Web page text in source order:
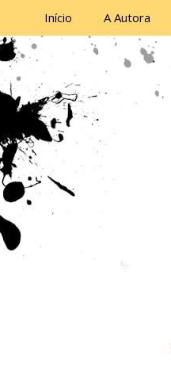
Início A Autora